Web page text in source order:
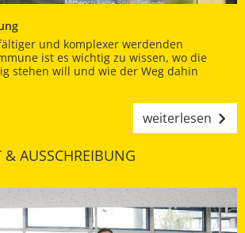
und komplexer werdenden
ist es wichtig zu wissen, wo die
stehen will und wie der Weg dahin
weiterlesen
& AUSSCHREIBUNG